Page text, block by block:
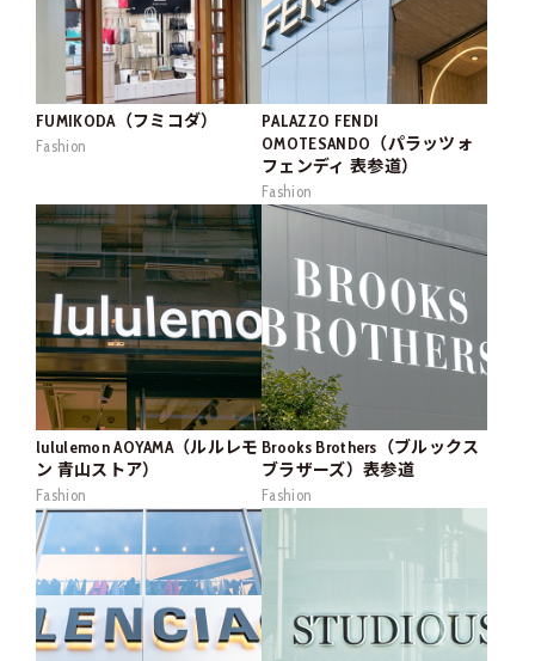
FUMIKODA（フミコダ）
Fashion
PALAZZO FENDI
OMOTESANDO（パラッツォ
フェンディ 表参道）
Fashion
lululemon AOYAMA（ルルレモ
ン 青山ストア）
Fashion
Brooks Brothers（ブルックス
ブラザーズ）表参道
Fashion